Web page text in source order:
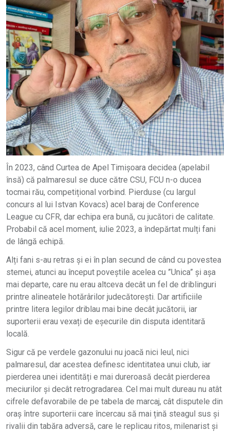
În 2023, când Curtea de Apel Timișoara decidea (apelabil
însă) că palmaresul se duce către CSU, FCU n-o ducea
tocmai rău, competițional vorbind. Pierduse (cu largul
concurs al lui Istvan Kovacs) acel baraj de Conference
League cu CFR, dar echipa era bună, cu jucători de calitate.
Probabil că acel moment, iulie 2023, a îndepărtat mulți fani
de lângă echipă.
Alți fani s-au retras și ei în plan secund de când cu povestea
stemei, atunci au început poveștile acelea cu ”Unica” și așa
mai departe, care nu erau altceva decât un fel de driblinguri
printre alineatele hotărârilor judecătorești. Dar artificiile
printre litera legilor driblau mai bine decât jucătorii, iar
suporterii erau vexați de eșecurile din disputa identitară
locală.
Sigur că pe verdele gazonului nu joacă nici leul, nici
palmaresul, dar acestea definesc identitatea unui club, iar
pierderea unei identități e mai dureroasă decât pierderea
meciurilor și decât retrogradarea. Cel mai mult dureau nu atât
cifrele defavorabile de pe tabela de marcaj, cât disputele din
oraș între suporterii care încercau să mai țină steagul sus și
rivalii din tabăra adversă, care le replicau ritos, milenarist și